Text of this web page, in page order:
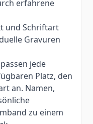
erfahrene
und Schriftart
Gravuren
jede
Platz, den
an. Namen,
zu einem